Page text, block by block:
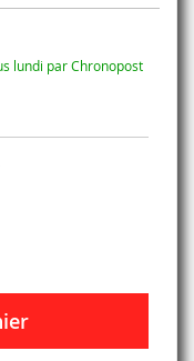
lundi par Chronopost